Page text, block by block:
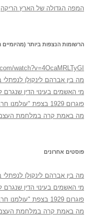
המפה הגדולה של הארץ הריקה
הרשומות הנצפות ביותר (מהיומיים
watch?v=4OcaMRLTyGI
מה בין אברהם לינקולן לנפתלי
מי האשמים בעינוי הדין שנגרם
פוגרום 1929 בצפת "עולמנו חרב עלינו"
מה באמת קרה במלחמת
פוסטים אחרונים
מה בין אברהם לינקולן לנפתלי
מי האשמים בעינוי הדין שנגרם
פוגרום 1929 בצפת "עולמנו חרב עלינו"
מה באמת קרה במלחמת